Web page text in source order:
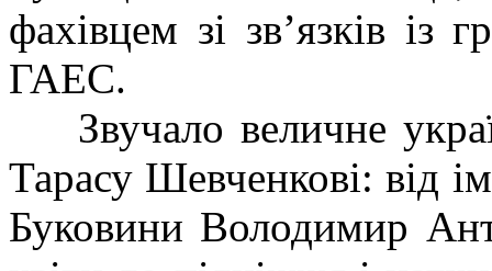
фахівцем зі зв’язків із
ГАЕС.
Звучало величне
Тарасу Шевченкові: від
Буковини Володимир